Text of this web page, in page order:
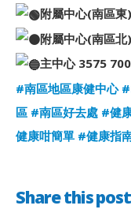
附屬中心(南區
附屬中心(南區
主中心 3575
#南區地區康健中心
區 #南區好去處 #健
健康咁簡單 #健康指
Share this post